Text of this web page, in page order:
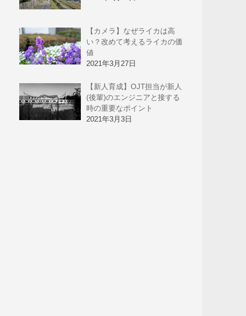
【カメラ】なぜライカは高
い？改めて考えるライカの価
値
2021年3月27日
【新人育成】OJT担当が新人
(後輩)のエンジニアと接する
時の重要なポイント
2021年3月3日